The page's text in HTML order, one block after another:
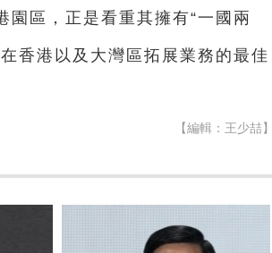
區，正是看重其擁有“一國兩
香港以及大灣區拓展業務的最佳
【編輯：王少喆】